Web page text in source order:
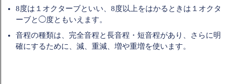
8度は１オクターブといい、8度以上をはかるときは１オクタ
ーブと◯度ともいえます。
音程の種類は、完全音程と長音程・短音程があり、さらに明
確にするために、減、重減、増や重増を使います。